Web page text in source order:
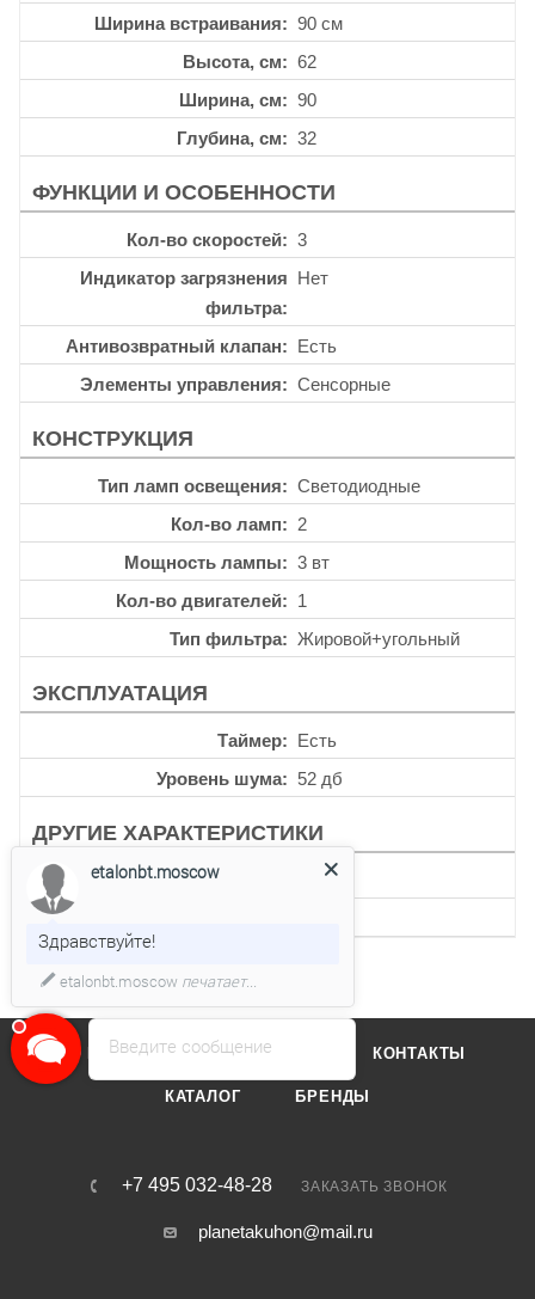
Ширина встраивания
90 см
Высота, см
62
Ширина, см
90
Глубина, см
32
ФУНКЦИИ И ОСОБЕННОСТИ
Кол-во скоростей
3
Индикатор загрязнения
фильтра
Нет
Антивозвратный клапан
Есть
Элементы управления
Сенсорные
КОНСТРУКЦИЯ
Тип ламп освещения
Светодиодные
Кол-во ламп
2
Мощность лампы
3 вт
Кол-во двигателей
1
Тип фильтра
Жировой+угольный
ЭКСПЛУАТАЦИЯ
Таймер
Есть
Уровень шума
52 дб
ДРУГИЕ ХАРАКТЕРИСТИКИ
Макс. время таймера
9 мин
О КОМПАНИИ ОТЗЫВЫ КОНТАКТЫ
КАТАЛОГ БРЕНДЫ
+7 495 032-48-28 ЗАКАЗАТЬ ЗВОНОК
planetakuhon@mail.ru
Введите сообщение
etalonbt.moscow
Здравствуйте!
etalonbt.moscow печатает...